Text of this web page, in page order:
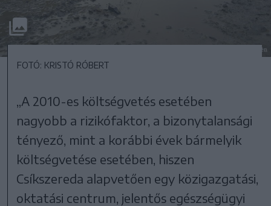
FOTÓ: KRISTÓ RÓBERT
„A 2010-es költségvetés esetében
nagyobb a rizikófaktor, a bizonytalansági
tényező, mint a korábbi évek bármelyik
költségvetése esetében, hiszen
Csíkszereda alapvetően egy közigazgatási,
oktatási centrum, jelentős egészségügyi